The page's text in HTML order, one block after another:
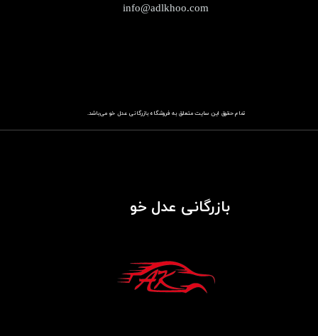
تمام حقوق این سایت متعلق به فروشگاهباز​​​​​​​رگانی عدل خو می‌باشد.
info@adlkhoo.com
بازرگانی عدل خو